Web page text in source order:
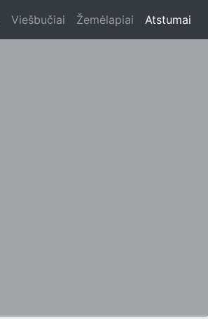
Viešbučiai Žemėlapiai Atstumai